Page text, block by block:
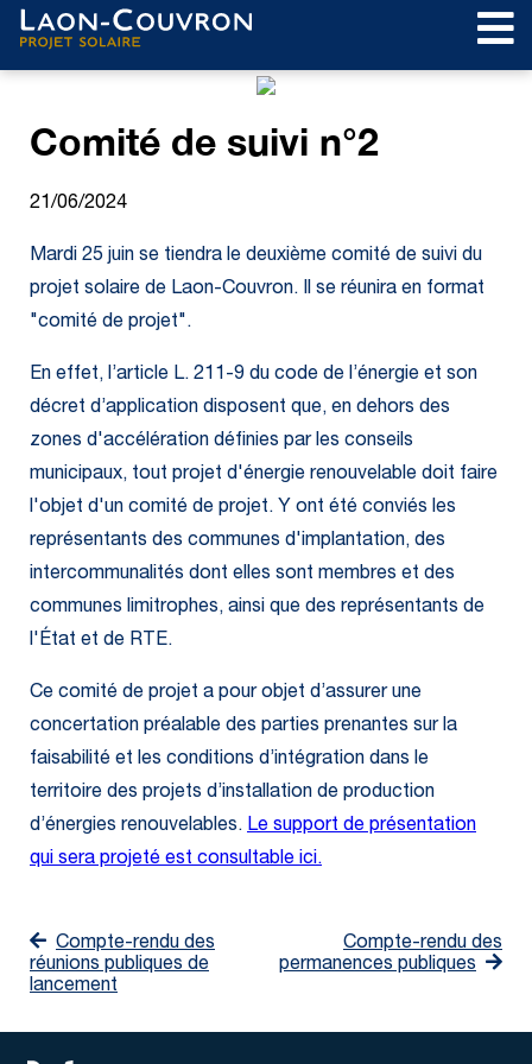
Comité de suivi n°2
21/06/2024
Mardi 25 juin se tiendra le deuxième comité de suivi du
projet solaire de Laon-Couvron. Il se réunira en format
"comité de projet".
En effet, l’article L. 211-9 du code de l’énergie et son
décret d’application disposent que, en dehors des
zones d'accélération définies par les conseils
municipaux, tout projet d'énergie renouvelable doit faire
l'objet d'un comité de projet. Y ont été conviés les
représentants des communes d'implantation, des
intercommunalités dont elles sont membres et des
communes limitrophes, ainsi que des représentants de
l'État et de RTE.
Ce comité de projet a pour objet d’assurer une
concertation préalable des parties prenantes sur la
faisabilité et les conditions d’intégration dans le
territoire des projets d’installation de production
d’énergies renouvelables. Le support de présentation
qui sera projeté est consultable ici.
Compte-rendu des
réunions publiques de
lancement
Compte-rendu des
permanences publiques